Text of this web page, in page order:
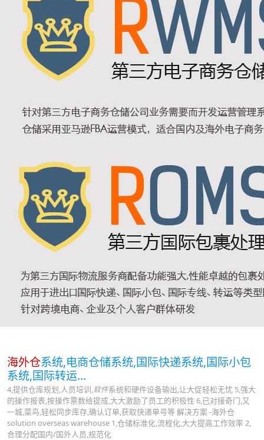
海外仓系统,电商仓储系统,国际快递系统,国际小包
系统,国际转运...
4,提供仓库规划,人员培训,软件系统和硬件设备输出,让大促轻松无忧 5,强大
的操作报表,按操作票数给提成,大大激励了员工的积极性 6,已对接奇门,又
一城,菜鸟,轻松同步库存,确认订单,获取快递单号等 解决方案 -海外仓
solution overseas warehouse 1,仓储标准化,流程化,大大提高工作效率 2,
合理分配国内/国外人员,规范化